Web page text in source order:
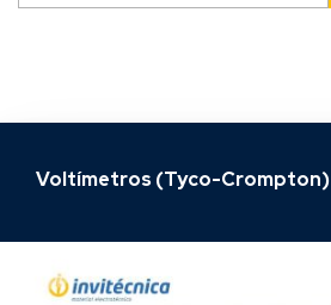
Voltímetros (Tyco-Crompton)